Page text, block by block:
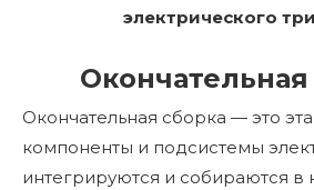
электрического
Окончательная
Окончательная сборка — это
компоненты и подсистемы
интегрируются и собираются в